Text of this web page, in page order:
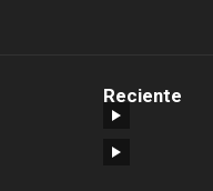
Reciente